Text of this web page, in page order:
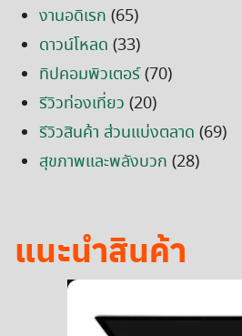
งานอดิเรก (65)
ดาวน์โหลด (33)
ทิปคอมพิวเตอร์(70)
รีวิวท่องเที่ยว (20)
รีวิวสินค้า ส่วนแบ่งตลาด (69)
สุขภาพและพลังบวก (28)
แนะนำสินค้า